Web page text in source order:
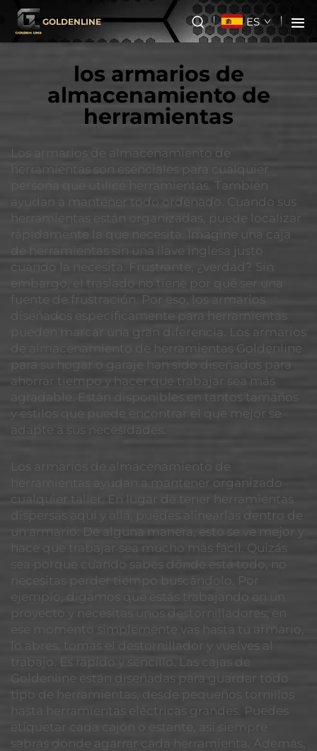
GOLDENLINE ES
los armarios de
almacenamiento de
herramientas
Los armarios de almacenamiento de
herramientas son esenciales para cualquier
persona que utilice herramientas. También
ayudan a mantener todo ordenado. Cuando sus
herramientas están organizadas, puede localizar
rápidamente la que necesita. Imagine una caja
de herramientas sin una llave inglesa justo
cuando la necesita. Frustrante, ¿verdad? Sin
embargo, el traslado no tiene por qué ser una
fuente de frustración. Por eso, los armarios
diseñados específicamente para herramientas
pueden marcar una gran diferencia. Los armarios
de almacenamiento de herramientas Goldenline
para su hogar o garaje han sido diseñados para
ahorrar tiempo y hacer que trabajar sea más
agradable. Están disponibles en tantos tamaños
y estilos que puede encontrar el que mejor se
adapte a sus necesidades.
Los armarios de almacenamiento de
herramientas ayudan a mantener organizado
cualquier taller. En lugar de tener herramientas
dispersas aquí y allá, puedes alinearlas dentro de
un armario. De alguna manera, esto se ve mejor y
hace que trabajar sea mucho más fácil. Quizás
sea porque cuando sabes dónde está todo, no
necesitas perder tiempo buscándolo. Por
ejemplo, digamos que estás trabajando en un
proyecto y necesitas unos destornilladores; en
ese momento simplemente vas hasta tu armario,
lo abres, tomas el destornillador y vuelves al
trabajo. Es rápido y sencillo. Las cajas de
Goldenline están diseñadas para guardar todo
tipo de herramientas, desde pequeños tornillos
hasta herramientas eléctricas grandes. Puedes
etiquetar cada cajón o estante, así siempre
sabrás dónde agarrar cada herramienta. Además,